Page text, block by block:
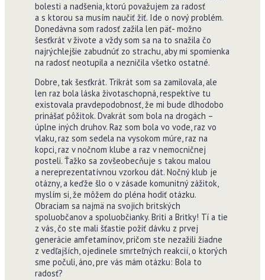
bolesti a nadšenia, ktorú považujem za radosť
a s ktorou sa musím naučiť žiť. Ide o nový problém.
Donedávna som radosť zažila len päť- možno
šesťkrát v živote a vždy som sa na to snažila čo
najrýchlejšie zabudnúť zo strachu, aby mi spomienka
na radosť neotupila a nezničila všetko ostatné.
Dobre, tak šesťkrát. Trikrát som sa zamilovala, ale
len raz bola láska životaschopná, respektíve tu
existovala pravdepodobnosť, že mi bude dlhodobo
prinášať pôžitok. Dvakrát som bola na drogách –
úplne iných druhov. Raz som bola vo vode, raz vo
vlaku, raz som sedela na vysokom múre, raz na
kopci, raz v nočnom klube a raz v nemocničnej
posteli. Ťažko sa zovšeobecňuje s takou malou
a nereprezentatívnou vzorkou dát. Nočný klub je
otázny, a keďže šlo o v zásade komunitný zážitok,
myslím si, že môžem do pléna hodiť otázku.
Obraciam sa najmä na svojich britských
spoluobčanov a spoluobčianky. Briti a Britky! Tí a tie
z vás, čo ste mali šťastie požiť dávku z prvej
generácie amfetamínov, pričom ste nezažili žiadne
z vedľajších, ojedinele smrteľných reakcií, o ktorých
sme počuli, áno, pre vás mám otázku: Bola to
radosť?